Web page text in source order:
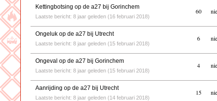
Kettingbotsing op de a27 bij Gorinchem
Laatste bericht: 8 jaar geleden (16 februari 2018)
60
Ongeluk op de a27 bij Utrecht
Laatste bericht: 8 jaar geleden (15 februari 2018)
6
Ongeval op de a27 bij Gorinchem
Laatste bericht: 8 jaar geleden (15 februari 2018)
4
Aanrijding op de a27 bij Utrecht
Laatste bericht: 8 jaar geleden (14 februari 2018)
15